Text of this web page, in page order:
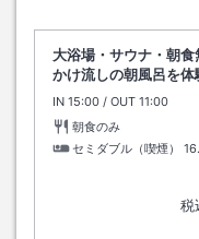
大浴場・サウナ・朝
かけ流しの朝風呂を
IN チェックイン
15:00 / OUT チェックア
11:00
朝食のみ
セミダブル（喫煙）
税